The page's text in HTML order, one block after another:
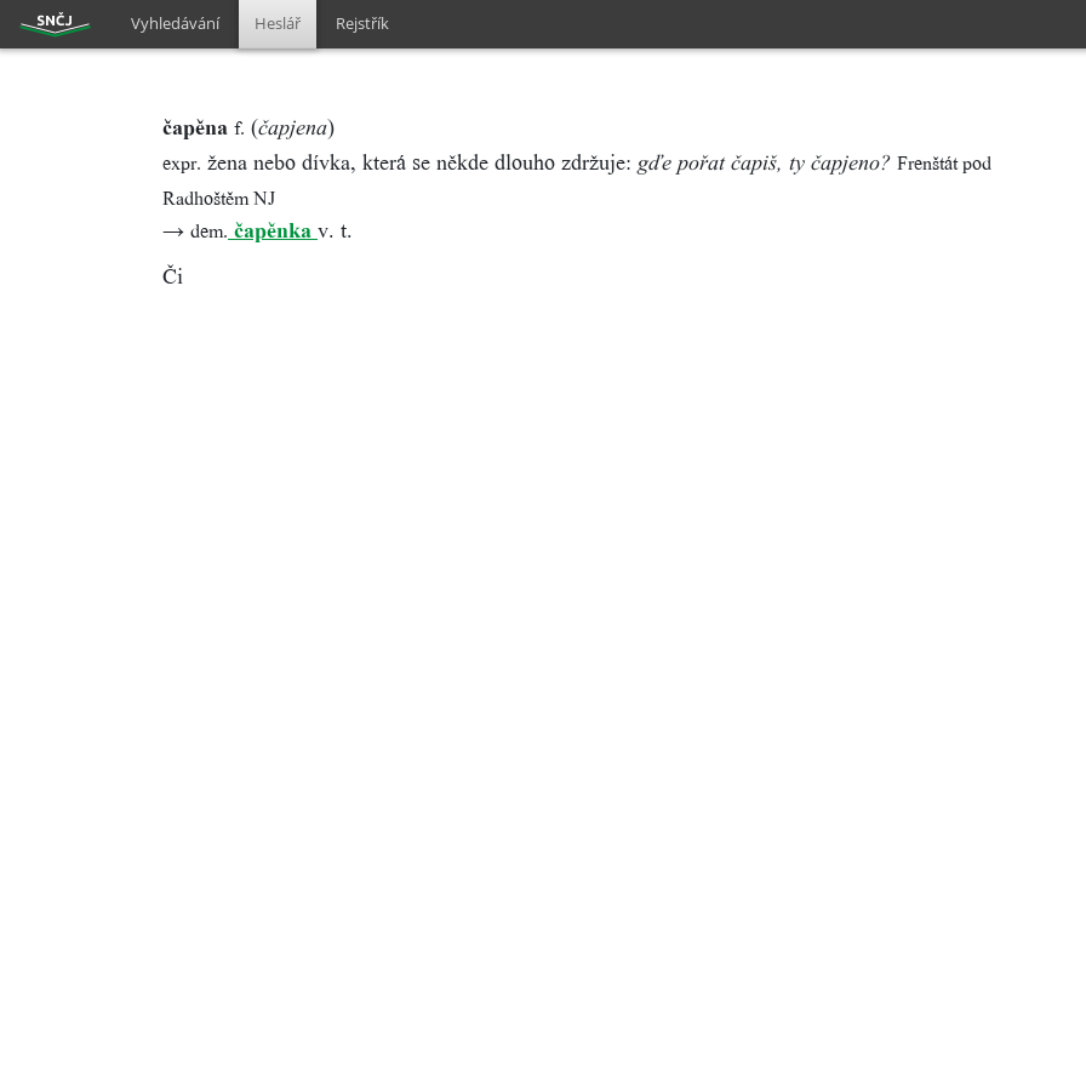
Vyhledávání Heslář Rejstřík
čapěna f. (čapjena)
expr. žena nebo dívka, která se někde dlouho zdržuje: gďe pořat čapiš, ty čapjeno? Frenštát pod
Radhoštěm NJ
→ dem. čapěnka v. t.
Či